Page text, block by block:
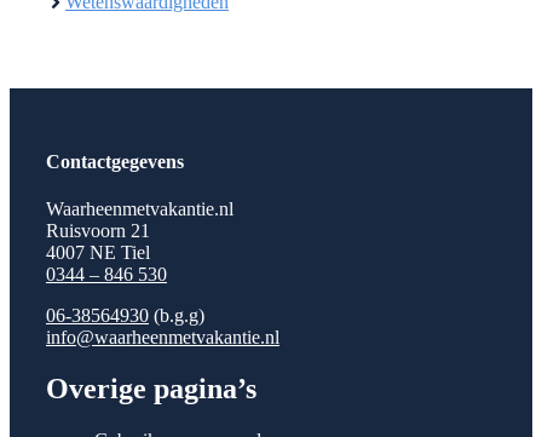
Contactgegevens
Waarheenmetvakantie.nl
Ruisvoorn 21
4007 NE Tiel
0344 – 846 530
06-38564930 (b.g.g)
info@waarheenmetvakantie.nl
Overige pagina’s